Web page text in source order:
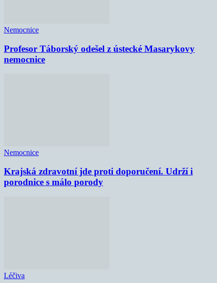
Nemocnice
Profesor Táborský odešel z ústecké Masarykovy
nemocnice
Nemocnice
Krajská zdravotní jde proti doporučení. Udrží i
porodnice s málo porody
Léčiva